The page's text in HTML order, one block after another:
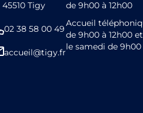
45510 Tigy
02 38 58 00 49
accueil@tigy.fr
de 9h00 à 12h00
Accueil
de 9h00 à 12h00
le samedi de 9h00